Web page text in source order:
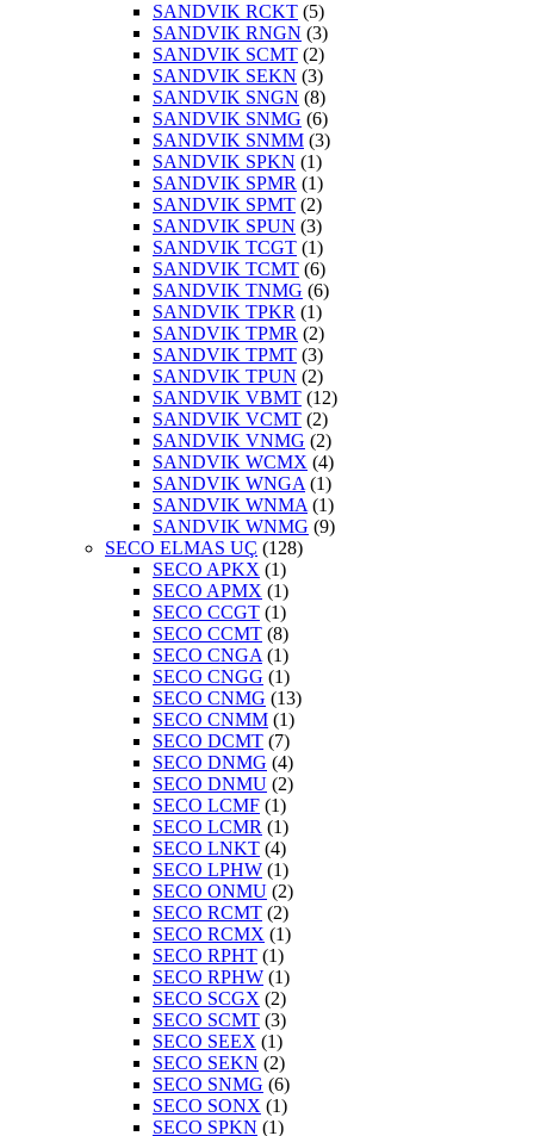
SANDVIK RCKT (5)
SANDVIK RNGN (3)
SANDVIK SCMT (2)
SANDVIK SEKN (3)
SANDVIK SNGN (8)
SANDVIK SNMG (6)
SANDVIK SNMM (3)
SANDVIK SPKN (1)
SANDVIK SPMR (1)
SANDVIK SPMT (2)
SANDVIK SPUN (3)
SANDVIK TCGT (1)
SANDVIK TCMT (6)
SANDVIK TNMG (6)
SANDVIK TPKR (1)
SANDVIK TPMR (2)
SANDVIK TPMT (3)
SANDVIK TPUN (2)
SANDVIK VBMT (12)
SANDVIK VCMT (2)
SANDVIK VNMG (2)
SANDVIK WCMX (4)
SANDVIK WNGA (1)
SANDVIK WNMA (1)
SANDVIK WNMG (9)
SECO ELMAS UÇ (128)
SECO APKX (1)
SECO APMX (1)
SECO CCGT (1)
SECO CCMT (8)
SECO CNGA (1)
SECO CNGG (1)
SECO CNMG (13)
SECO CNMM (1)
SECO DCMT (7)
SECO DNMG (4)
SECO DNMU (2)
SECO LCMF (1)
SECO LCMR (1)
SECO LNKT (4)
SECO LPHW (1)
SECO ONMU (2)
SECO RCMT (2)
SECO RCMX (1)
SECO RPHT (1)
SECO RPHW (1)
SECO SCGX (2)
SECO SCMT (3)
SECO SEEX (1)
SECO SEKN (2)
SECO SNMG (6)
SECO SONX (1)
SECO SPKN (1)